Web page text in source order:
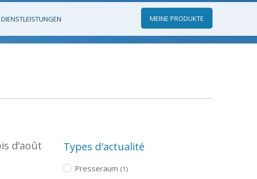
MEINE PRODUKTE
d’août Types d'actualité
Presseraum (1)